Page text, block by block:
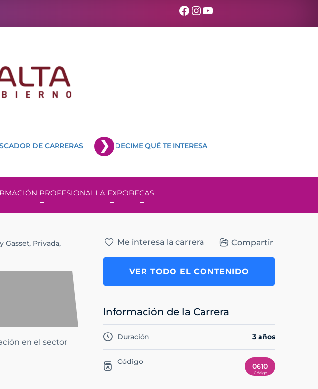
Facebook
Instagram
YouTube
DE CARRERAS DECIME QUÉ TE INTERESA
PROFESIONALLA EXPOBECAS
Gasset, Privada,
en el sector
Me interesa la carrera Compartir
VER TODO EL CONTENIDO
Información de la Carrera
Duración 3 años
Código
0610